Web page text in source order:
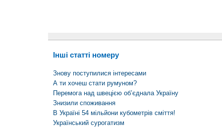
Інші статті номеру
Знову поступилися інтересами
А ти хочеш стати румуном?
Перемога над швецією об’єднала Україну
Знизили споживання
В Україні 54 мільйони кубометрів сміття!
Український сурогатизм